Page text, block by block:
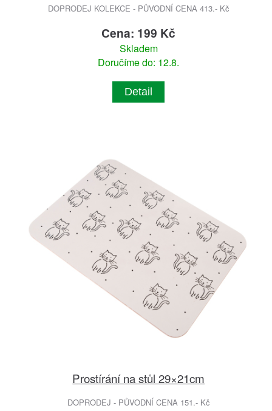
DOPRODEJ KOLEKCE - PŮVODNÍ CENA 413.- Kč
Cena: 199 Kč
Skladem
Doručíme do: 12.8.
Detail
Prostírání na stůl 29×21cm
DOPRODEJ - PŮVODNÍ CENA 151.- Kč